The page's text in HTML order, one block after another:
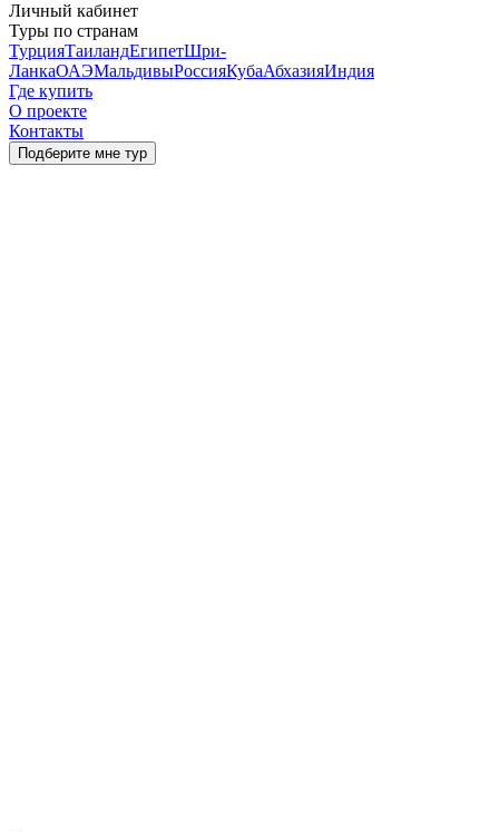
Личный кабинет
Туры по странам
ТурцияТаиландЕгипетШри-
ЛанкаОАЭМальдивыРоссияКубаАбхазияИндия
Где купить
О проекте
Контакты
Подберите мне тур